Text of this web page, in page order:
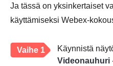
Ja tässä on yksinkertaiset
käyttämiseksi Webex-
Vaihe 1
Käynnistä
Videonauhuri